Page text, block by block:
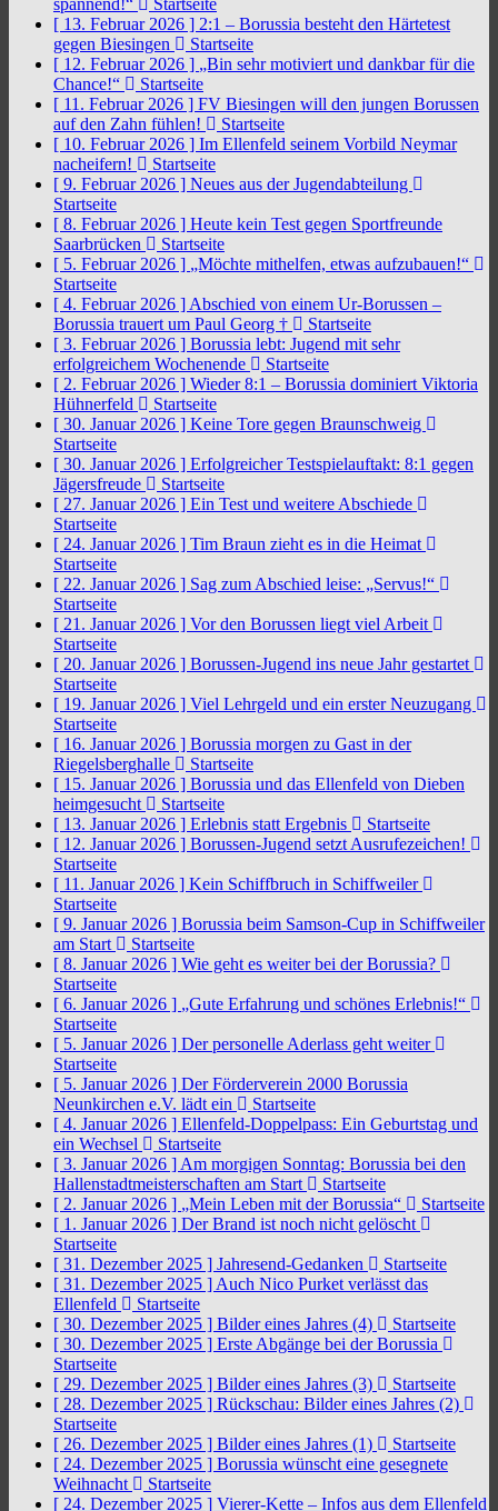
spannend!“
Startseite
[ 13. Februar 2026 ] 2:1 – Borussia besteht den Härtetest
gegen Biesingen
Startseite
[ 12. Februar 2026 ] „Bin sehr motiviert und dankbar für die
Chance!“
Startseite
[ 11. Februar 2026 ] FV Biesingen will den jungen Borussen
auf den Zahn fühlen!
Startseite
[ 10. Februar 2026 ] Im Ellenfeld seinem Vorbild Neymar
nacheifern!
Startseite
[ 9. Februar 2026 ] Neues aus der Jugendabteilung
Startseite
[ 8. Februar 2026 ] Heute kein Test gegen Sportfreunde
Saarbrücken
Startseite
[ 5. Februar 2026 ] „Möchte mithelfen, etwas aufzubauen!“
Startseite
[ 4. Februar 2026 ] Abschied von einem Ur-Borussen –
Borussia trauert um Paul Georg †
Startseite
[ 3. Februar 2026 ] Borussia lebt: Jugend mit sehr
erfolgreichem Wochenende
Startseite
[ 2. Februar 2026 ] Wieder 8:1 – Borussia dominiert Viktoria
Hühnerfeld
Startseite
[ 30. Januar 2026 ] Keine Tore gegen Braunschweig
Startseite
[ 30. Januar 2026 ] Erfolgreicher Testspielauftakt: 8:1 gegen
Jägersfreude
Startseite
[ 27. Januar 2026 ] Ein Test und weitere Abschiede
Startseite
[ 24. Januar 2026 ] Tim Braun zieht es in die Heimat
Startseite
[ 22. Januar 2026 ] Sag zum Abschied leise: „Servus!“
Startseite
[ 21. Januar 2026 ] Vor den Borussen liegt viel Arbeit
Startseite
[ 20. Januar 2026 ] Borussen-Jugend ins neue Jahr gestartet
Startseite
[ 19. Januar 2026 ] Viel Lehrgeld und ein erster Neuzugang
Startseite
[ 16. Januar 2026 ] Borussia morgen zu Gast in der
Riegelsberghalle
Startseite
[ 15. Januar 2026 ] Borussia und das Ellenfeld von Dieben
heimgesucht
Startseite
[ 13. Januar 2026 ] Erlebnis statt Ergebnis
Startseite
[ 12. Januar 2026 ] Borussen-Jugend setzt Ausrufezeichen!
Startseite
[ 11. Januar 2026 ] Kein Schiffbruch in Schiffweiler
Startseite
[ 9. Januar 2026 ] Borussia beim Samson-Cup in Schiffweiler
am Start
Startseite
[ 8. Januar 2026 ] Wie geht es weiter bei der Borussia?
Startseite
[ 6. Januar 2026 ] „Gute Erfahrung und schönes Erlebnis!“
Startseite
[ 5. Januar 2026 ] Der personelle Aderlass geht weiter
Startseite
[ 5. Januar 2026 ] Der Förderverein 2000 Borussia
Neunkirchen e.V. lädt ein
Startseite
[ 4. Januar 2026 ] Ellenfeld-Doppelpass: Ein Geburtstag und
ein Wechsel
Startseite
[ 3. Januar 2026 ] Am morgigen Sonntag: Borussia bei den
Hallenstadtmeisterschaften am Start
Startseite
[ 2. Januar 2026 ] „Mein Leben mit der Borussia“
Startseite
[ 1. Januar 2026 ] Der Brand ist noch nicht gelöscht
Startseite
[ 31. Dezember 2025 ] Jahresend-Gedanken
Startseite
[ 31. Dezember 2025 ] Auch Nico Purket verlässt das
Ellenfeld
Startseite
[ 30. Dezember 2025 ] Bilder eines Jahres (4)
Startseite
[ 30. Dezember 2025 ] Erste Abgänge bei der Borussia
Startseite
[ 29. Dezember 2025 ] Bilder eines Jahres (3)
Startseite
[ 28. Dezember 2025 ] Rückschau: Bilder eines Jahres (2)
Startseite
[ 26. Dezember 2025 ] Bilder eines Jahres (1)
Startseite
[ 24. Dezember 2025 ] Borussia wünscht eine gesegnete
Weihnacht
Startseite
[ 24. Dezember 2025 ] Vierer-Kette – Infos aus dem Ellenfeld